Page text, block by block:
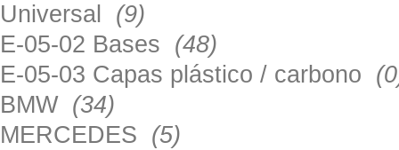
Universal (9)
E-05-02 Bases (48)
E-05-03 Capas plástico / carbono
BMW (34)
MERCEDES (5)